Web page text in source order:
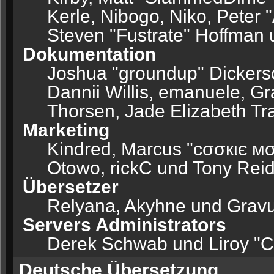
Kerle, Nibogo, Niko, Peter
Steven "Fustrate" Hoffman
Dokumentation
Joshua "groundup"
Dannii Willis, emanuele,
Thorsen, Jade Elizabeth
Marketing
Kindred, Marcus "cσσкιє
Otowo, rickC und Tony
Übersetzer
Relyana, Akyhne und
Servers Administrators
Derek Schwab und Liroy
Deutsche Übersetzung